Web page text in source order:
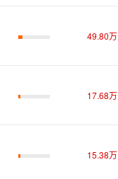
49.80万
17.68万
15.38万